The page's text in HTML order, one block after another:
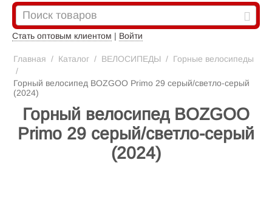
Стать оптовым клиентом | Войти
Главная / Каталог / ВЕЛОСИПЕДЫ / Горные велосипеды
/
Горный велосипед BOZGOO Primo 29 серый/светло-серый
(2024)
Горный велосипед BOZGOO
Primo 29 серый/светло-серый
(2024)